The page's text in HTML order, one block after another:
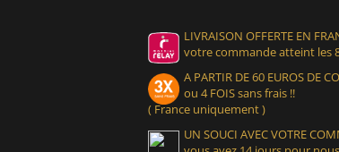
LIVRAISON OFFERTE EN
votre commande atteint les
A PARTIR DE 60 EUROS DE
ou 4 FOIS sans frais !!
( France uniquement )
UN SOUCI AVEC VOTRE